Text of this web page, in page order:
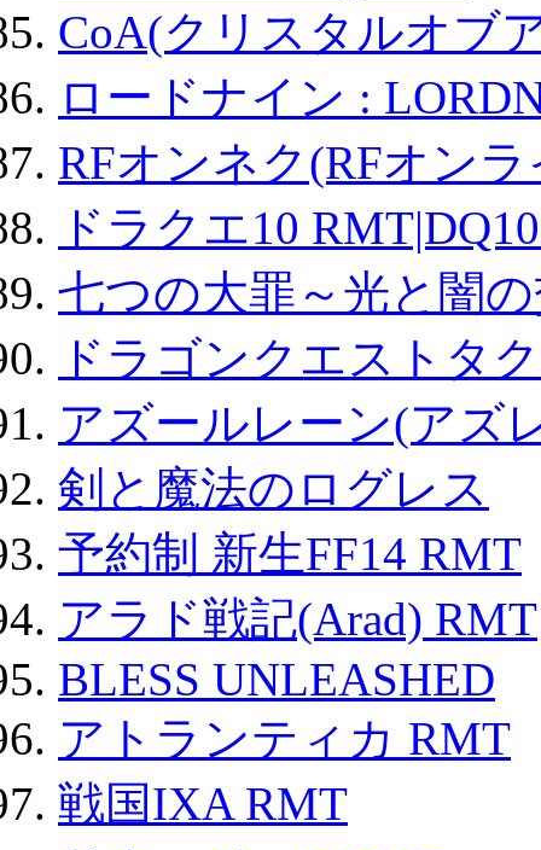
CoA(クリスタルオブ
ロードナイン :
RFオンネク(RFオン
ドラクエ10
七つの大罪～光と闇
ドラゴンクエストタ
アズールレーン(アズ
剣と魔法のログレス
予約制 新生FF14 RMT
アラド戦記(Arad) RMT
BLESS UNLEASHED
アトランティカ RMT
戦国IXA RMT